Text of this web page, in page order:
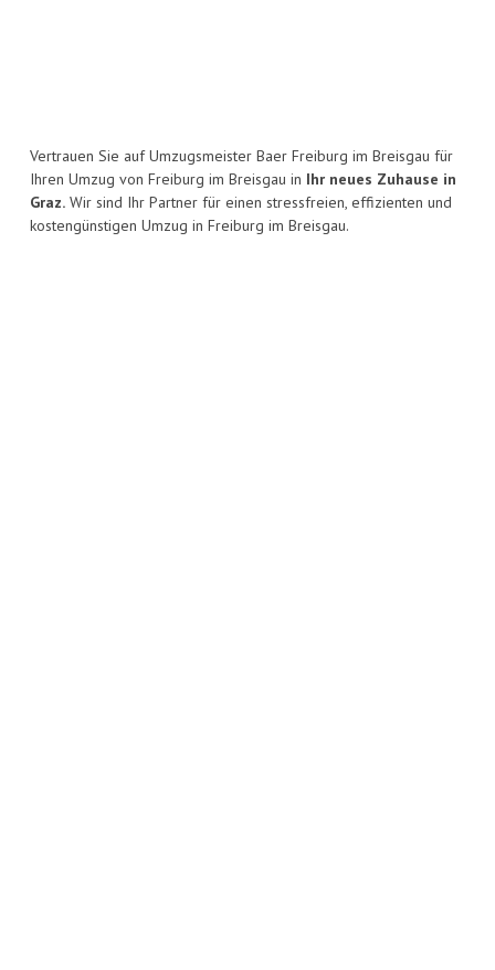
Vertrauen Sie auf Umzugsmeister Baer Freiburg im Breisgau für
Ihren Umzug von Freiburg im Breisgau in Ihr neues Zuhause in
Graz. Wir sind Ihr Partner für einen stressfreien, effizienten und
kostengünstigen Umzug in Freiburg im Breisgau.